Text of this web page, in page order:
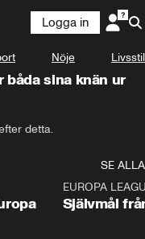
Logga in
Nöje Livsstil
sina knän ur
detta.
SE ALLA
EUROPA
Självmål